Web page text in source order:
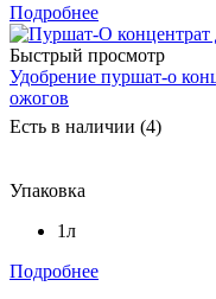
Подробнее
Быстрый просмотр
Удобрение пуршат-о
ожогов
Есть в наличии (4)
Упаковка
1л
Подробнее